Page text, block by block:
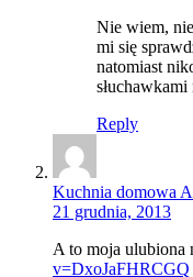
Nie wiem,
mi się
natomiast
Reply
Kuchnia domowa
21 grudnia, 2013
A to moja ulubiona
v=DxoJaFHRCGQ